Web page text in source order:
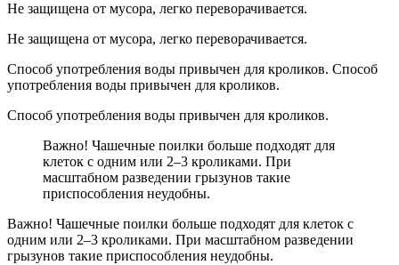
Не защищена от мусора, легко переворачивается.
Не защищена от мусора, легко переворачивается.
Способ употребления воды привычен для кроликов. Способ
употребления воды привычен для кроликов.
Способ употребления воды привычен для кроликов.
Важно! Чашечные поилки больше подходят для
клеток с одним или 2–3 кроликами. При
масштабном разведении грызунов такие
приспособления неудобны.
Важно! Чашечные поилки больше подходят для клеток с
одним или 2–3 кроликами. При масштабном разведении
грызунов такие приспособления неудобны.